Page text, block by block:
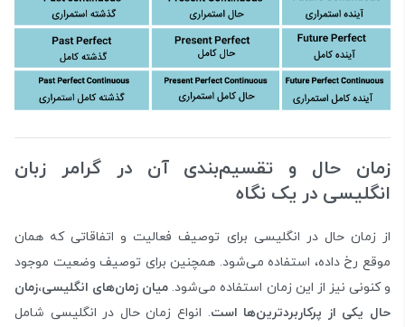
زمان حال و تقسیم‌بندی آن در گرامر زبان
انگلیسی در یک نگاه
از زمان حال در انگلیسی برای توصیف فعالیت و اتفاقاتی که همان
موقع رخ داده، استفاده می‌شود. همچنین برای توصیف وضعیت موجود
و کنونی نیز از این زمان استفاده می‌شود. میان زمان‌های انگلیسی،زمان
حال یکی از پرکاربردترین‌ها است. انواع زمان حال در انگلیسی شامل